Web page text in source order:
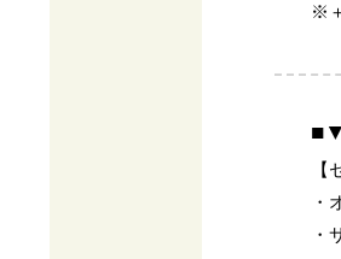
※
【
・
・